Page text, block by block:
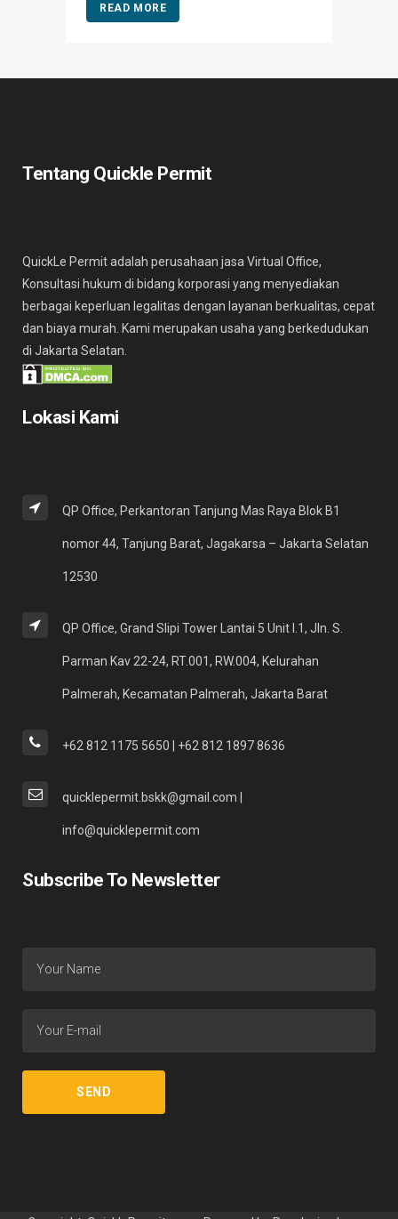
READ MORE
Tentang Quickle Permit
QuickLe Permit adalah perusahaan jasa Virtual Office,
Konsultasi hukum di bidang korporasi yang menyediakan
berbagai keperluan legalitas dengan layanan berkualitas, cepat
dan biaya murah. Kami merupakan usaha yang berkedudukan
di Jakarta Selatan.
Lokasi Kami
QP Office, Perkantoran Tanjung Mas Raya Blok B1
nomor 44, Tanjung Barat, Jagakarsa – Jakarta Selatan
12530
QP Office, Grand Slipi Tower Lantai 5 Unit I.1, Jln. S.
Parman Kav 22-24, RT.001, RW.004, Kelurahan
Palmerah, Kecamatan Palmerah, Jakarta Barat
+62 812 1175 5650 | +62 812 1897 8636
quicklepermit.bskk@gmail.com |
info@quicklepermit.com
Subscribe To Newsletter